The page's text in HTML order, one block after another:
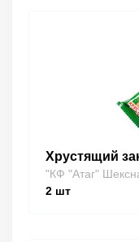
Хрустящий
"КФ "Атаг"
2 шт